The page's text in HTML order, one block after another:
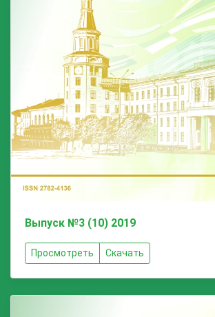
Выпуск №3 (10) 2019
Просмотреть Скачать